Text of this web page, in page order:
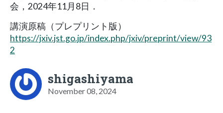
会，2024年11月8日．
講演原稿（プレプリント版）
https://jxiv.jst.go.jp/index.php/jxiv/preprint/view/93
2
shigashiyama
November 08, 2024